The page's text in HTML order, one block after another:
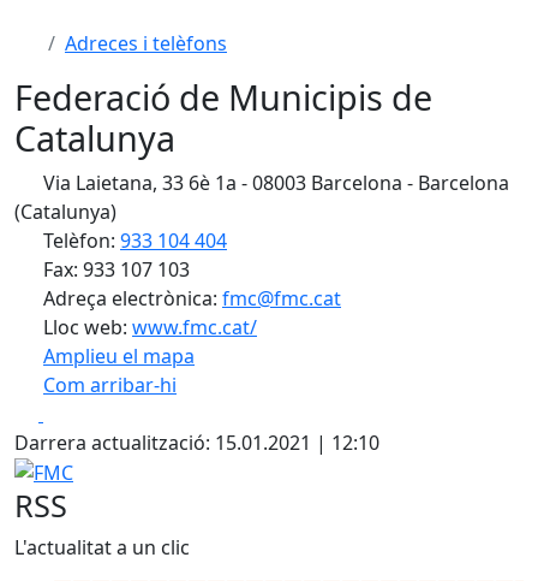
Adreces i telèfons
Federació de Municipis de
Catalunya
Via Laietana, 33 6è 1a - 08003 Barcelona - Barcelona
(Catalunya)
Telèfon: 933 104 404
Fax: 933 107 103
Adreça electrònica: fmc@fmc.cat
Lloc web: www.fmc.cat/
Amplieu el mapa
Com arribar-hi
+
−
Darrera actualització: 15.01.2021 | 12:10
FMC
RSS
L'actualitat a un clic